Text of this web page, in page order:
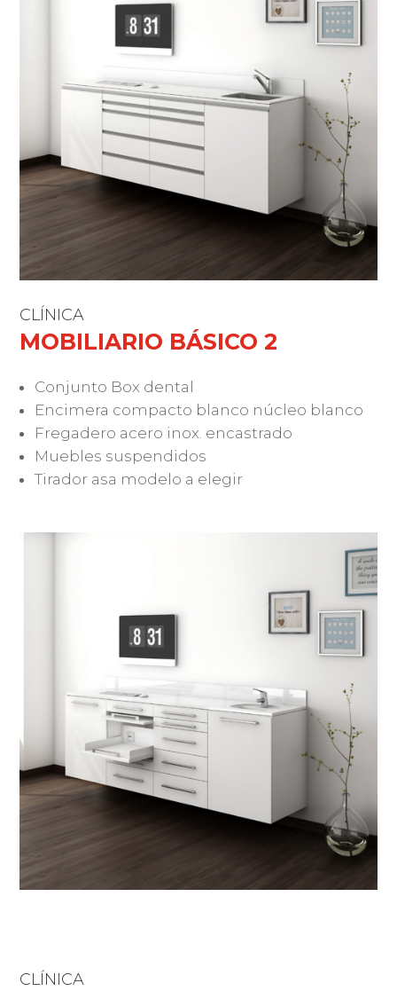
CLÍNICA
MOBILIARIO BÁSICO 2
Conjunto Box dental
Encimera compacto blanco núcleo blanco
Fregadero acero inox. encastrado
Muebles suspendidos
Tirador asa modelo a elegir
CLÍNICA